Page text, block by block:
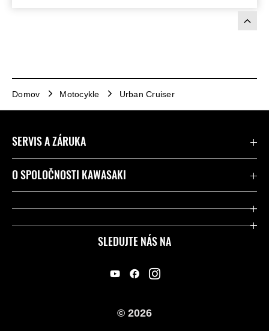
Domov Motocykle Urban Cruiser
SLEDUJTE NÁS NA
SERVIS A ZÁRUKA
Kontaktujte nás
Legálny
O SPOLOČNOSTI KAWASAKI
Spoločnosť
© 2026